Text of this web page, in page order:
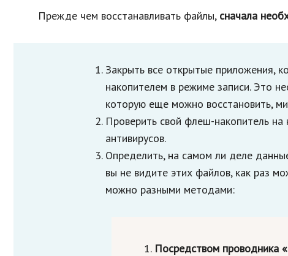
Прежде чем восстанавливать файлы, сначала
Закрыть все открытые приложения,
накопителем в режиме записи. Это
которую еще можно восстановить,
Проверить свой флеш-накопитель
антивирусов.
Определить, на самом ли деле
вы не видите этих файлов, как раз
можно разными методами:
Посредством проводника